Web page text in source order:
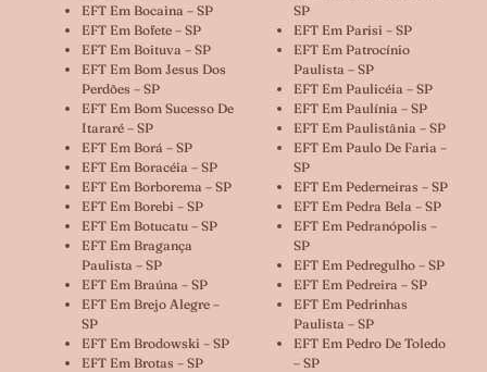
EFT Em Bocaina – SP
EFT Em Bofete – SP
EFT Em Boituva – SP
EFT Em Bom Jesus Dos
Perdões – SP
EFT Em Bom Sucesso De
Itararé – SP
EFT Em Borá – SP
EFT Em Boracéia – SP
EFT Em Borborema – SP
EFT Em Borebi – SP
EFT Em Botucatu – SP
EFT Em Bragança
Paulista – SP
EFT Em Braúna – SP
EFT Em Brejo Alegre –
SP
EFT Em Brodowski – SP
EFT Em Brotas – SP
SP
EFT Em Parisi – SP
EFT Em Patrocínio
Paulista – SP
EFT Em Paulicéia – SP
EFT Em Paulínia – SP
EFT Em Paulistânia – SP
EFT Em Paulo De Faria –
SP
EFT Em Pederneiras – SP
EFT Em Pedra Bela – SP
EFT Em Pedranópolis –
SP
EFT Em Pedregulho – SP
EFT Em Pedreira – SP
EFT Em Pedrinhas
Paulista – SP
EFT Em Pedro De Toledo
– SP